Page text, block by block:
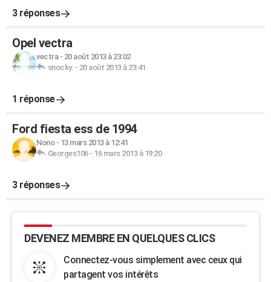
3 réponses
Opel vectra
vectra- 20 août 2013 à 23:02
snocky. - 20 août 2013 à 23:41
1 réponse
Ford fiesta ess de 1994
Nono- 13 mars 2013 à 12:41
Georges106- 16 mars 2013 à 19:20
3 réponses
DEVENEZ MEMBRE EN QUELQUES CLICS
Connectez-vous simplement avec ceux qui
partagent vos intérêts